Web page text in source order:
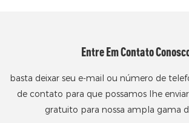
Entre Em Contato
basta deixar seu e-mail ou número de
de contato para que possamos lhe
gratuito para nossa ampla gama